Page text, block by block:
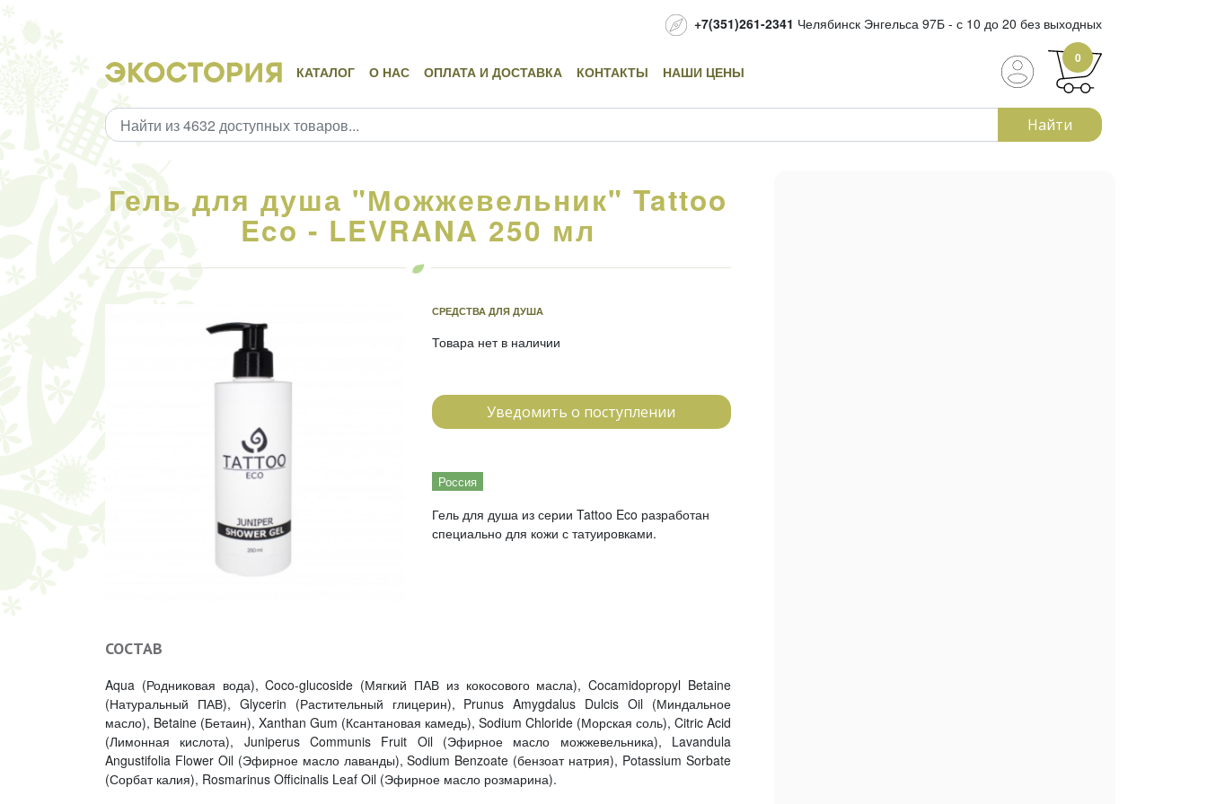
+7(351)261-2341 Челябинск Энгельса 97Б - с 10 до 20 без выходных
КАТАЛОГ О НАС ОПЛАТА И ДОСТАВКА КОНТАКТЫ НАШИ ЦЕНЫ
0
Найти
Гель для душа "Можжевельник" Tattoo
Eco - LEVRANA 250 мл
СРЕДСТВА ДЛЯ ДУША
Товара нет в наличии
Уведомить о поступлении
Россия
Гель для душа из серии Tattoo Eco разработан
специально для кожи с татуировками.
СОСТАВ
Aqua (Родниковая вода), Coco-glucoside (Мягкий ПАВ из кокосового масла), Cocamidopropyl Betaine
(Натуральный ПАВ), Glycerin (Растительный глицерин), Prunus Amygdalus Dulcis Oil (Миндальное
масло), Betaine (Бетаин), Xanthan Gum (Ксантановая камедь), Sodium Chloride (Морская соль), Citric Acid
(Лимонная кислота), Juniperus Communis Fruit Oil (Эфирное масло можжевельника), Lavandula
Angustifolia Flower Oil (Эфирное масло лаванды), Sodium Benzoate (бензоат натрия), Potassium Sorbate
(Сорбат калия), Rosmarinus Officinalis Leaf Oil (Эфирное масло розмарина).